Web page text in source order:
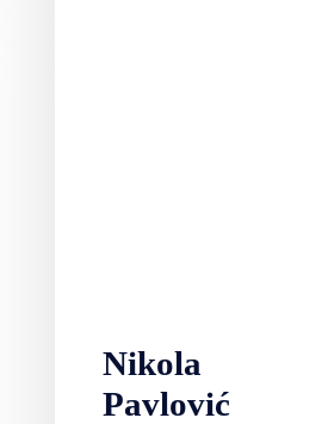
Nikola
Pavlović